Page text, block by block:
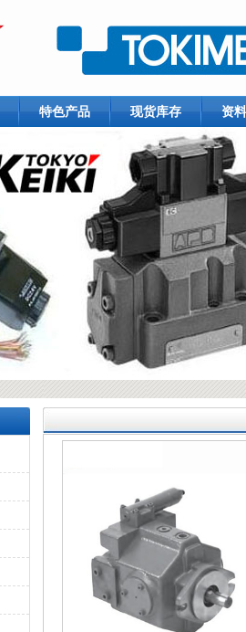
特色产品 现货库存 资